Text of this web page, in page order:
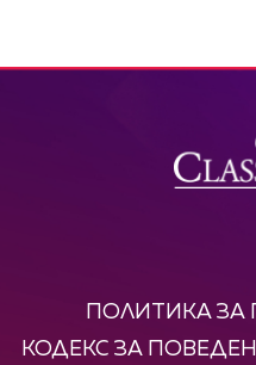
ПОЛИТИКА ЗА
КОДЕКС ЗА